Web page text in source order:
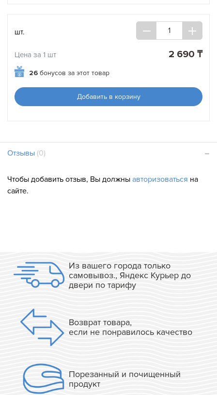
шт.
Цена за 1 шт 2 690 ₸
26 бонусов за этот товар
Добавить в корзину
Отзывы (0)
Чтобы добавить отзыв, Вы должны авторизоваться на
сайте.
Из вашего города только
самовывоз., Яндекс Курьер до
двери по тарифу
Возврат товара,
если не понравилось качество
Порезанный и почищенный
продукт